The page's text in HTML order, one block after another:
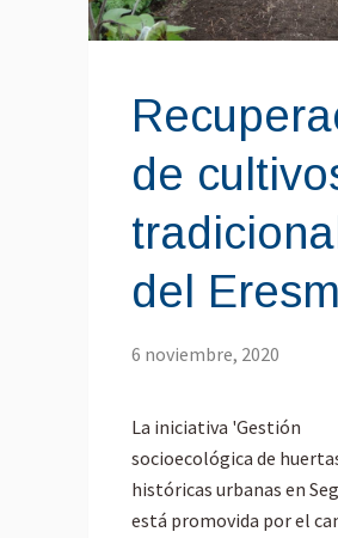
de
del
6 noviembre, 2020
La iniciativa 'Gestión
socioecológica de
históricas urbanas en
está promovida por el